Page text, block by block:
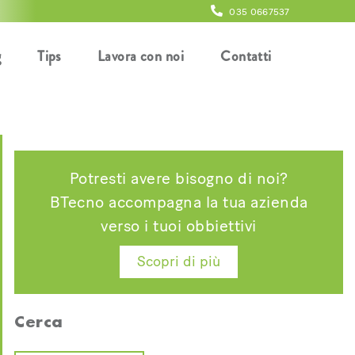
035 0667537
Tips Lavora con noi Contatti
Potresti avere bisogno di noi?
BTecno accompagna la tua azienda
verso i tuoi obbiettivi
Scopri di più
Cerca